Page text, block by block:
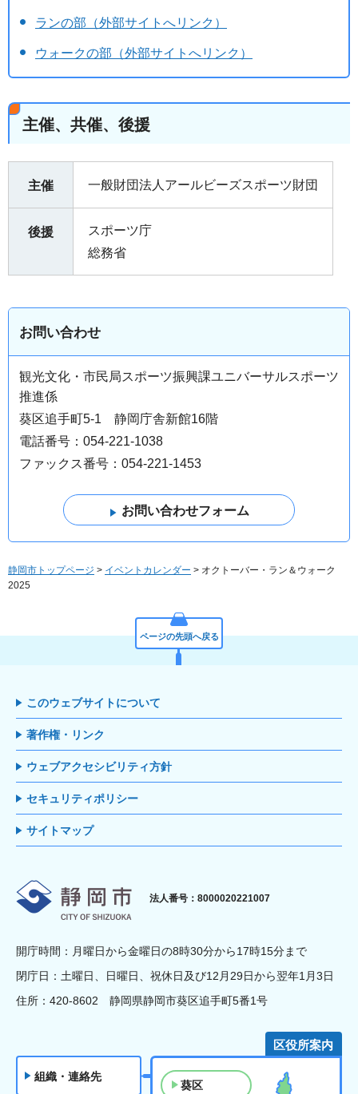
ランの部（外部サイトへリンク）
ウォークの部（外部サイトへリンク）
主催、共催、後援
主催 一般財団法人アールビーズスポーツ財団
後援
スポーツ庁
総務省
お問い合わせ
観光文化・市民局スポーツ振興課ユニバーサルスポーツ
推進係
葵区追手町5-1 静岡庁舎新館16階
電話番号：054-221-1038
ファックス番号：054-221-1453
静岡市トップページ > イベントカレンダー > オクトーバー・ラン＆ウォーク
2025
ページの先頭へ戻る
このウェブサイトについて
著作権・リンク
ウェブアクセシビリティ方針
セキュリティポリシー
サイトマップ
静岡市
法人番号：8000020221007
開庁時間：月曜日から金曜日の8時30分から17時15分まで
閉庁日：土曜日、日曜日、祝休日及び12月29日から翌年1月3日
住所：420-8602 静岡県静岡市葵区追手町5番1号
組織・連絡先
区役所案内
葵区